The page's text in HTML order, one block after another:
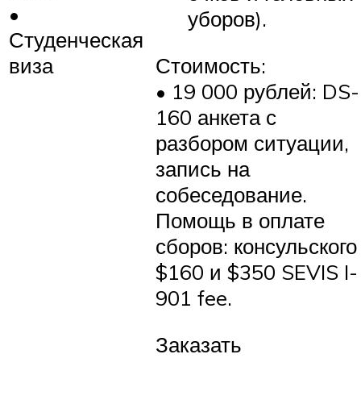
•
Студенческая
виза
уборов).
Стоимость:
• 19 000 рублей: DS-
160 анкета с
разбором ситуации,
запись на
собеседование.
Помощь в оплате
сборов: консульского
$160 и $350 SEVIS I-
901 fee.
Заказать